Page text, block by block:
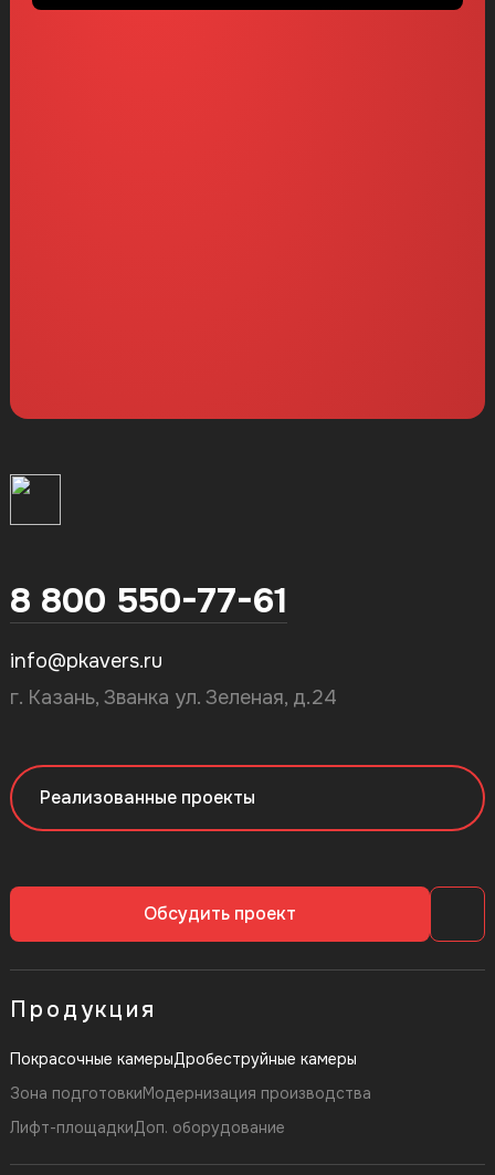
8 800 550-77-61
info@pkavers.ru
г. Казань, Званка ул. Зеленая, д.24
Реализованные проекты
Обсудить проект
Продукция
Покрасочные камерыДробеструйные камеры
Зона подготовкиМодернизация производства
Лифт-площадкиДоп. оборудование